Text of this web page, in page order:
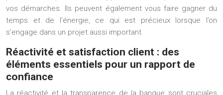
vos démarches. Ils peuvent également vous faire gagner du
temps et de l’énergie, ce qui est précieux lorsque l’on
s’engage dans un projet aussi important.
Réactivité et satisfaction client : des
éléments essentiels pour un rapport de
confiance
La réactivité et la transparence de la banque sont cruciales